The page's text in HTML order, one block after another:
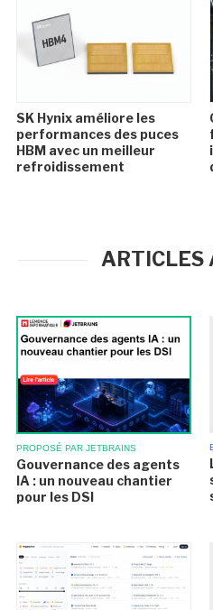
SK Hynix améliore les
performances des puces
HBM avec un meilleur
refroidissement
ARTICLES
PROPOSÉ PAR JETBRAINS
Gouvernance des agents
IA : un nouveau chantier
pour les DSI